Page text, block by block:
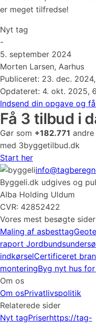
er meget tilfredse!
Nyt tag
-
5. september 2024
Morten Larsen, Aarhus
Publiceret: 23. dec. 2024,
Opdateret: 4. okt. 2025,
Indsend din opgave og
Få 3 tilbud i
Gør som +182.771
med 3byggetilbud.dk
Start her
Byggeli.dk udgives og
Alba Holding Uldum
CVR: 42852422
Vores mest besøgte sider
Maling af asbesttag
raport
indkørselCertificeret
monteringByg nyt hus
Om os
Om osPrivatlivspolitik
Relaterede sider
Nyt tagPriserhttps://tag-